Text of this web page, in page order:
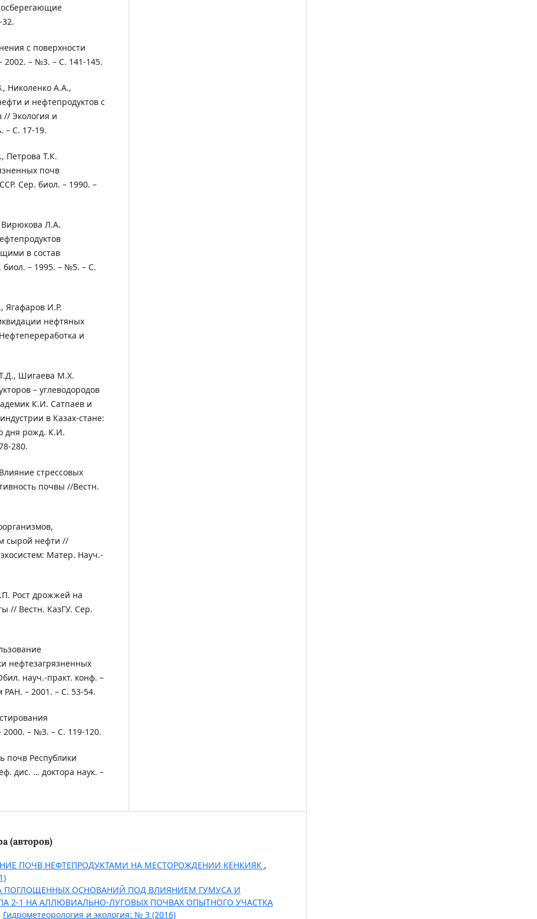
с поверхности
2002. – №3. – С. 141-145.
Николенко А.А.,
и нефтепродуктов с
// Экология и
– С. 17-19.
Петрова Т.К.
почв
Сер. биол. – 1990. –
Л.А.
в состав
– 1995. – №5. – С.
Ягафаров И.Р.
нефтяных
и
Шигаева М.Х.
– углеводородов
К.И. Сатпаев и
в Казах-стане:
дня рожд. К.И.
280.
стрессовых
почвы //Вестн.
сырой нефти //
Матер. Науч.-
Рост дрожжей на
// Вестн. КазГУ. Сер.
нефтезагрязненных
науч.-практ. конф. –
– 2001. – С. 53-54.
– №3. – С. 119-120.
почв Республики
дис. … доктора наук. –
(авторов)
ПОЧВ НЕФТЕПРОДУКТАМИ НА МЕСТОРОЖДЕНИИ КЕНКИЯК ,
ПОГЛОЩЕННЫХ ОСНОВАНИЙ ПОД ВЛИЯНИЕМ ГУМУСА И
2-1 НА АЛЛЮВИАЛЬНО-ЛУГОВЫХ ПОЧВАХ ОПЫТНОГО УЧАСТКА
Гидрометеорология и экология: № 3 (2016)